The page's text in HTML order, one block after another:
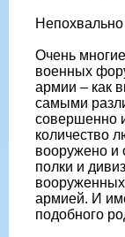
Непохвально
Очень
военных
армии – как
самыми
совершенно
количество
вооружено и
полки и
армией. И
подобного